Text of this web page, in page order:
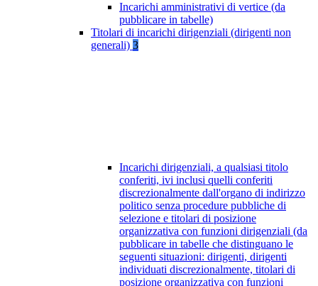
Incarichi amministrativi di vertice (da
pubblicare in tabelle)
Titolari di incarichi dirigenziali (dirigenti non
generali) 3
Incarichi dirigenziali, a qualsiasi titolo
conferiti, ivi inclusi quelli conferiti
discrezionalmente dall'organo di indirizzo
politico senza procedure pubbliche di
selezione e titolari di posizione
organizzativa con funzioni dirigenziali (da
pubblicare in tabelle che distinguano le
seguenti situazioni: dirigenti, dirigenti
individuati discrezionalmente, titolari di
posizione organizzativa con funzioni